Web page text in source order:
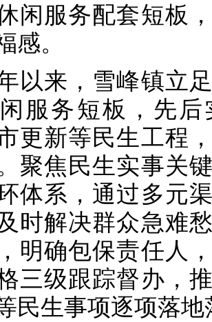
闲服务配套短板
感。
来，雪峰镇立足
服务短板，先
更新等民生工程
聚焦民生实事关
体系，通过多元
时解决群众急难
明确包保责任人
三级跟踪督办，
民生事项逐项落地